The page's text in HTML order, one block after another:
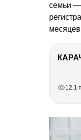
семьи —
12.1